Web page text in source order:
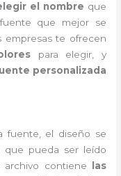
el nombre que
que mejor se
empresas te ofrecen
para elegir, y
personalizada
fuente, el diseño se
que pueda ser leído
archivo contiene
las